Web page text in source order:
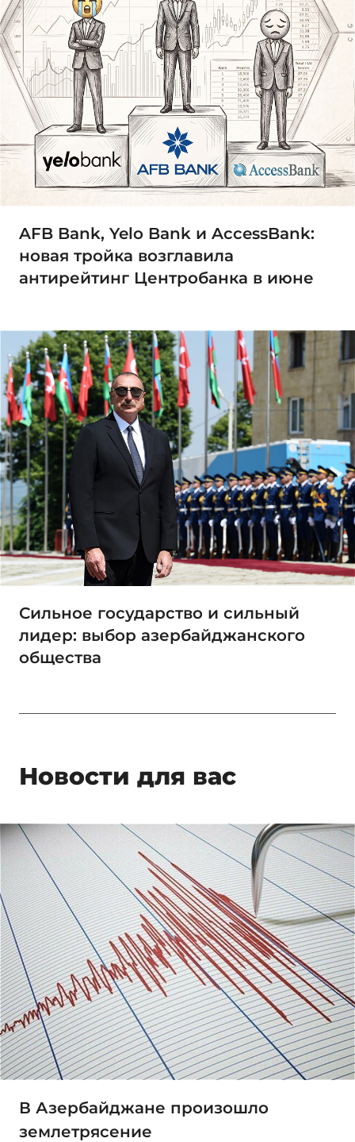
AFB Bank, Yelo Bank и AccessBank:
новая тройка возглавила
антирейтинг Центробанка в июне
Сильное государство и сильный
лидер: выбор азербайджанского
общества
Новости для вас
В Азербайджане произошло
землетрясение